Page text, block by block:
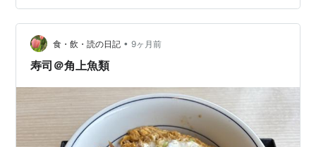
合は翌21日（日）に延期となりますので、天候をチェッ
クしてお出かけください。 まちだ★ぐるり イベントの見
どころ 手作りランタンの街並み展示 開催時間：12:0…
食・飲・読の日記 • 9ヶ月前
寿司＠角上魚類